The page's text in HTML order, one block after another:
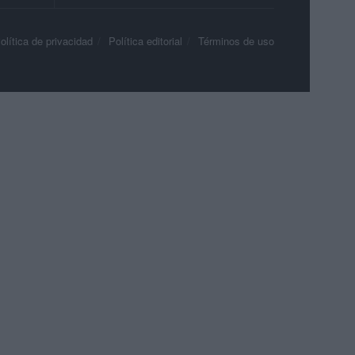
de privacidad Política editorial Términos de uso